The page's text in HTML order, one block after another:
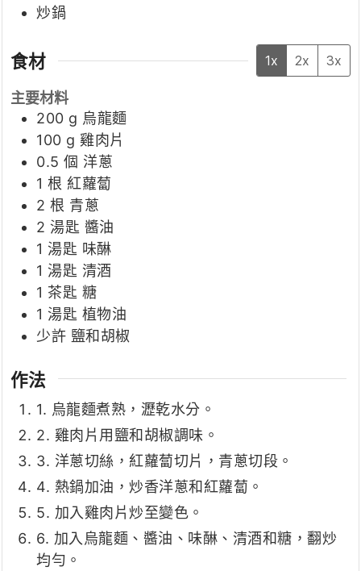
炒鍋
食材 1x 2x 3x
主要材料
200 g 烏龍麵
100 g 雞肉片
0.5 個 洋蔥
1 根 紅蘿蔔
2 根 青蔥
2 湯匙 醬油
1 湯匙 味醂
1 湯匙 清酒
1 茶匙 糖
1 湯匙 植物油
少許 鹽和胡椒
作法
1. 烏龍麵煮熟，瀝乾水分。
2. 雞肉片用鹽和胡椒調味。
3. 洋蔥切絲，紅蘿蔔切片，青蔥切段。
4. 熱鍋加油，炒香洋蔥和紅蘿蔔。
5. 加入雞肉片炒至變色。
6. 加入烏龍麵、醬油、味醂、清酒和糖，翻炒
均勻。